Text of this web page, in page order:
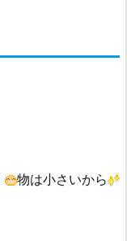
物は小さいから